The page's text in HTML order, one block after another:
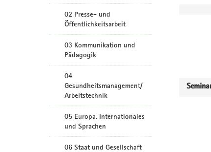
02 Presse- und
Öffentlichkeitsarbeit
03 Kommunikation und
Pädagogik
04
Gesundheitsmanagement/
Arbeitstechnik
05 Europa, Internationales
und Sprachen
06 Staat und Gesellschaft